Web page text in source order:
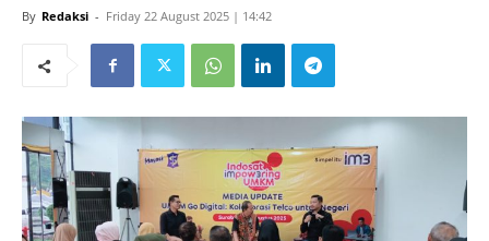
By Redaksi - Friday 22 August 2025 | 14:42